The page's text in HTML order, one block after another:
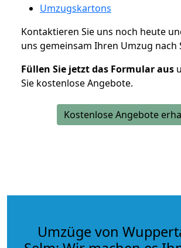
Umzugskartons
Kontaktieren Sie uns noch heute
uns gemeinsam Ihren Umzug nach
Füllen Sie jetzt das Formular aus
Sie kostenlose Angebote.
Kostenlose Angebote
Umzüge von